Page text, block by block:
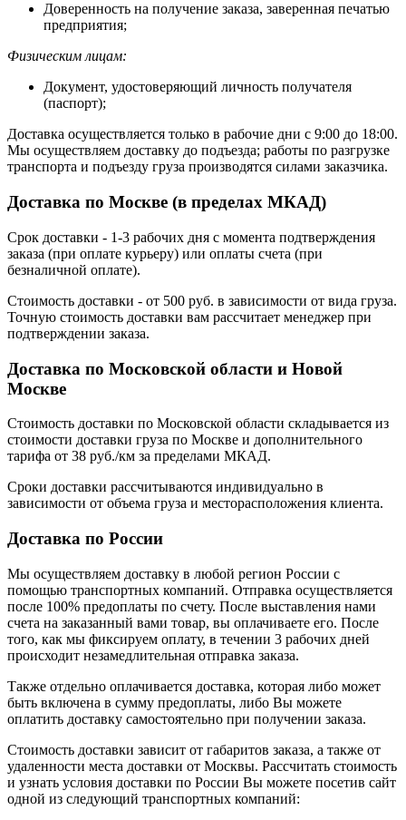
Доверенность на получение заказа, заверенная печатью
предприятия;
Физическим лицам:
Документ, удостоверяющий личность получателя
(паспорт);
Доставка осуществляется только в рабочие дни с 9:00 до 18:00.
Мы осуществляем доставку до подъезда; работы по разгрузке
транспорта и подъезду груза производятся силами заказчика.
Доставка по Москве (в пределах МКАД)
Срок доставки - 1-3 рабочих дня с момента подтверждения
заказа (при оплате курьеру) или оплаты счета (при
безналичной оплате).
Стоимость доставки - от 500 руб. в зависимости от вида груза.
Точную стоимость доставки вам рассчитает менеджер при
подтверждении заказа.
Доставка по Московской области и Новой
Москве
Стоимость доставки по Московской области складывается из
стоимости доставки груза по Москве и дополнительного
тарифа от 38 руб./км за пределами МКАД.
Сроки доставки рассчитываются индивидуально в
зависимости от объема груза и месторасположения клиента.
Доставка по России
Мы осуществляем доставку в любой регион России с
помощью транспортных компаний. Отправка осуществляется
после 100% предоплаты по счету. После выставления нами
счета на заказанный вами товар, вы оплачиваете его. После
того, как мы фиксируем оплату, в течении 3 рабочих дней
происходит незамедлительная отправка заказа.
Также отдельно оплачивается доставка, которая либо может
быть включена в сумму предоплаты, либо Вы можете
оплатить доставку самостоятельно при получении заказа.
Стоимость доставки зависит от габаритов заказа, а также от
удаленности места доставки от Москвы. Рассчитать стоимость
и узнать условия доставки по России Вы можете посетив сайт
одной из следующий транспортных компаний: